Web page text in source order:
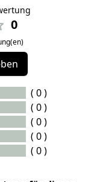
0
( 0 )
( 0 )
( 0 )
( 0 )
( 0 )